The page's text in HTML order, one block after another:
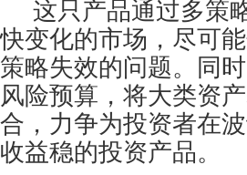
这只产品通过多策
快变化的市场，尽可
策略失效的问题。同
风险预算，将大类资
合，力争为投资者在
收益稳的投资产品。